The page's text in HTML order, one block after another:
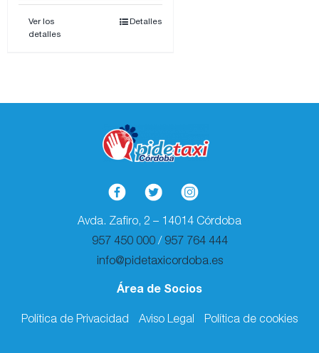
Ver los
detalles
Detalles
Avda. Zafiro, 2 – 14014 Córdoba
957 450 000/ 957 764 444
info@pidetaxicordoba.es
Área de Socios
Política de Privacidad Aviso Legal Política de cookies